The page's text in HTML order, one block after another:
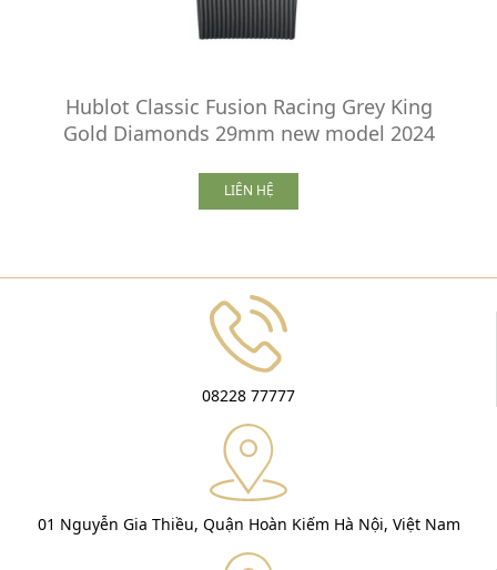
Hublot Classic Fusion Racing Grey King
Gold Diamonds 29mm new model 2024
LIÊN HỆ
08228 77777
01 Nguyễn Gia Thiều, Quận Hoàn Kiếm Hà Nội, Việt Nam